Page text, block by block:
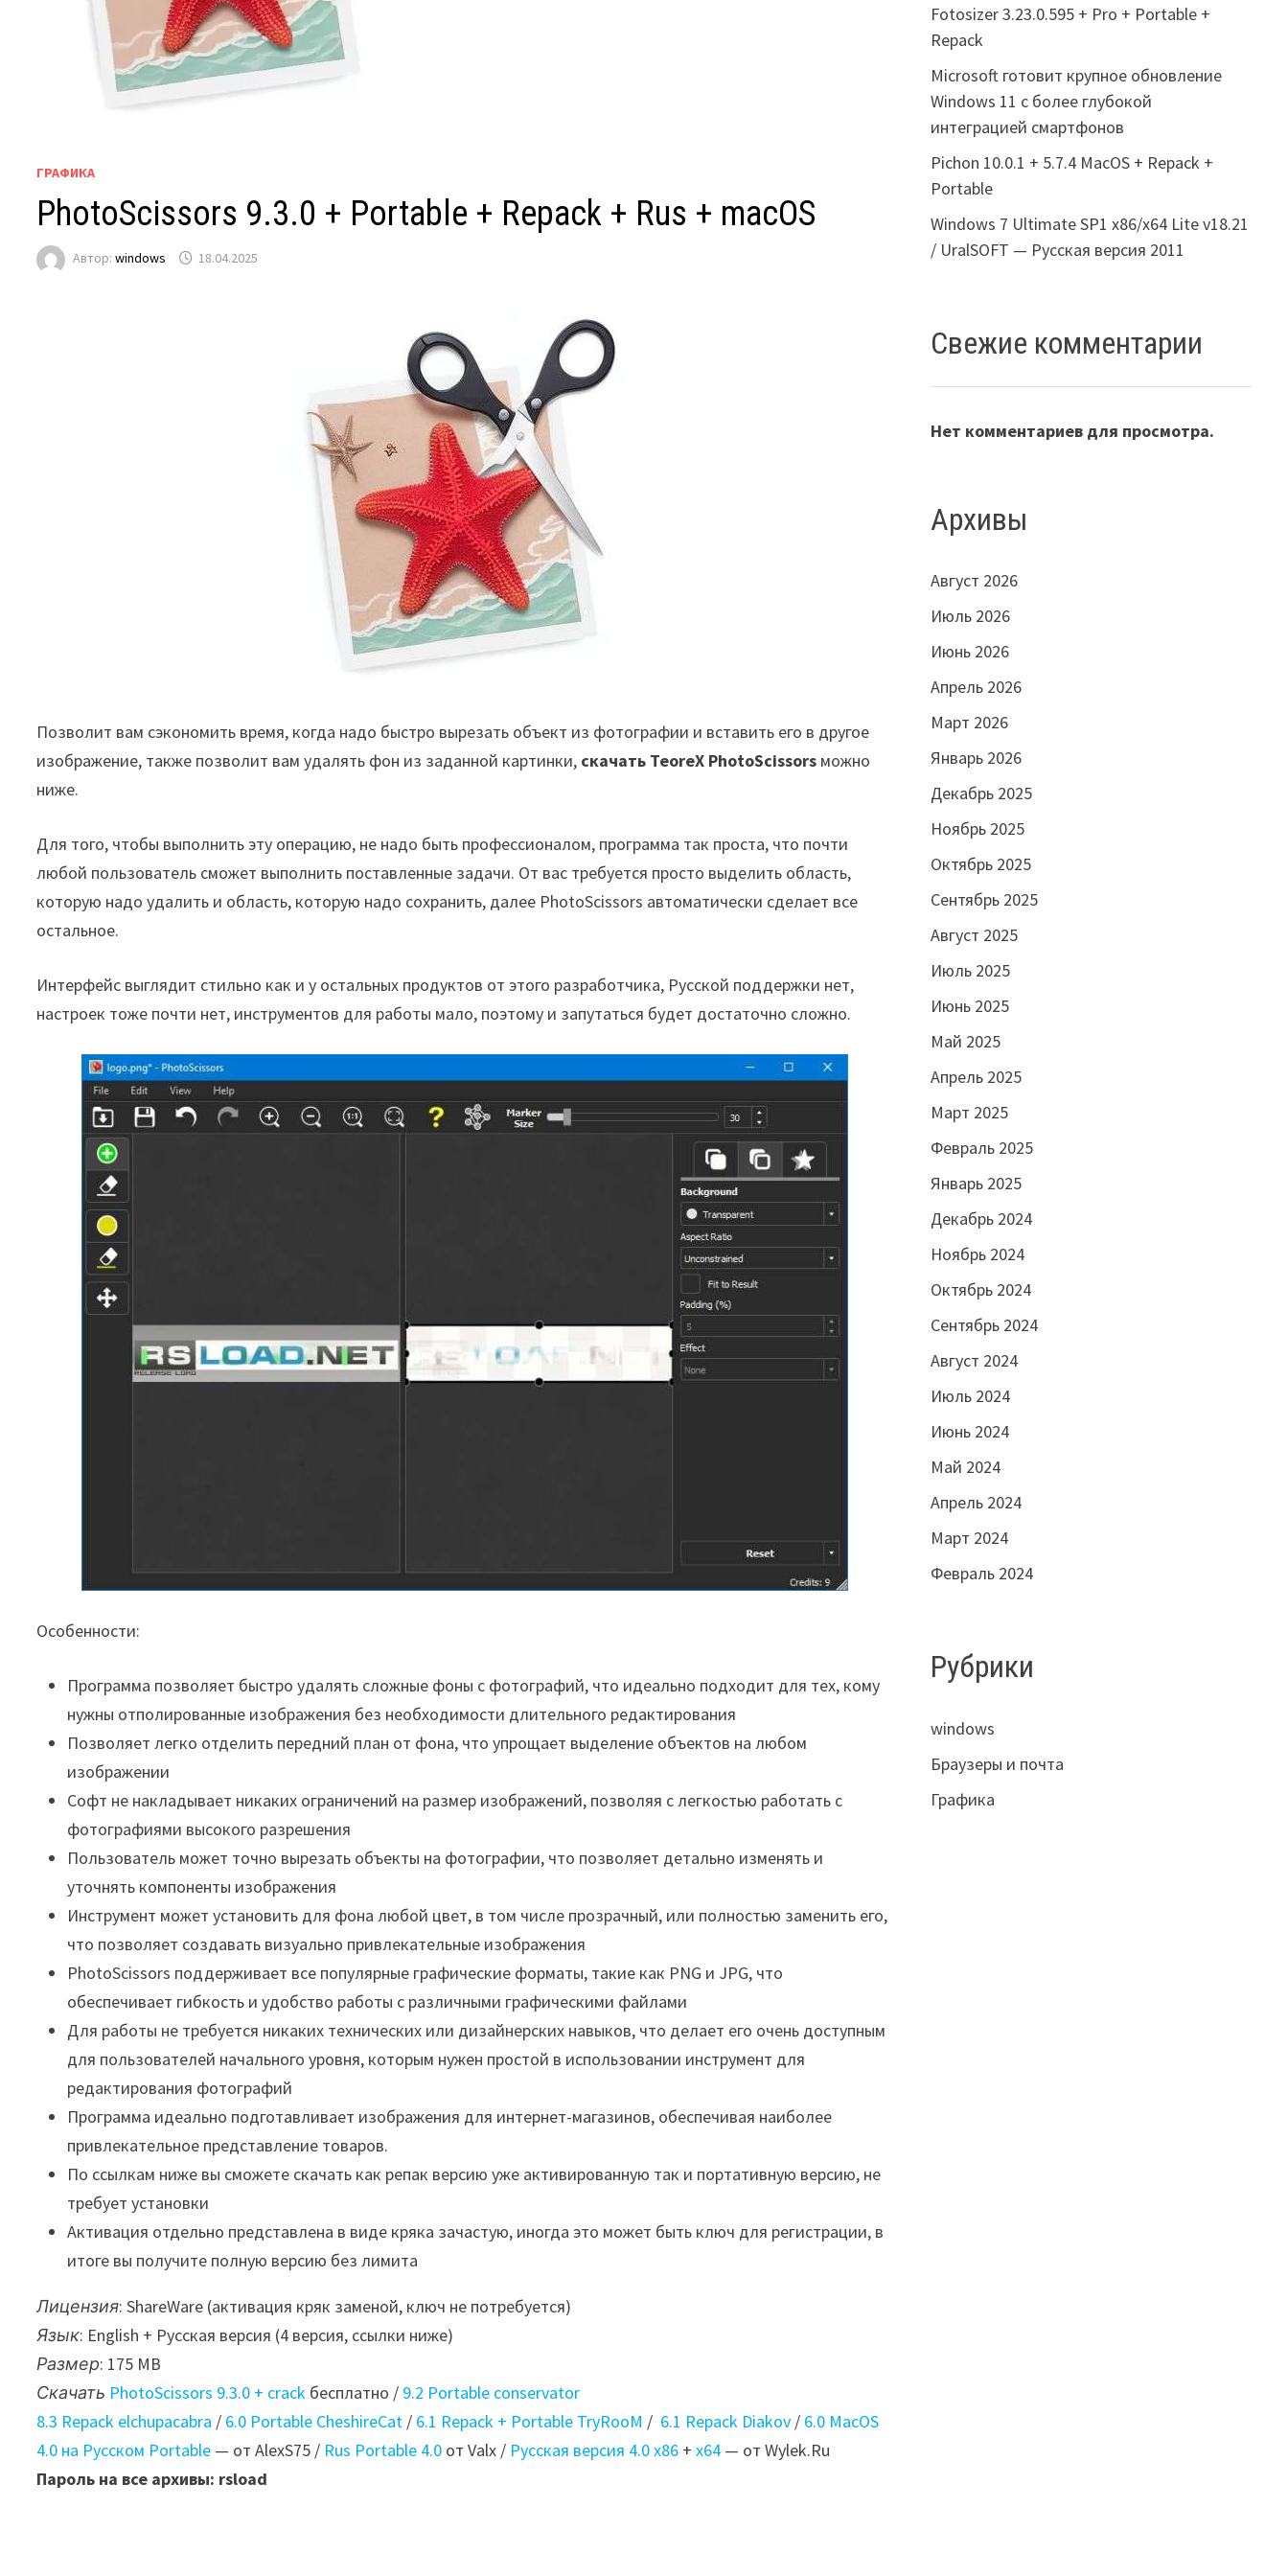
ГРАФИКА
PhotoScissors 9.3.0 + Portable + Repack + Rus + macOS
Автор:windows 18.04.2025
Позволит вам сэкономить время, когда надо быстро вырезать объект из фотографии и вставить его в другое
изображение, также позволит вам удалять фон из заданной картинки, скачать TeoreX PhotoScissors можно
ниже.
Для того, чтобы выполнить эту операцию, не надо быть профессионалом, программа так проста, что почти
любой пользователь сможет выполнить поставленные задачи. От вас требуется просто выделить область,
которую надо удалить и область, которую надо сохранить, далее PhotoScissors автоматически сделает все
остальное.
Интерфейс выглядит стильно как и у остальных продуктов от этого разработчика, Русской поддержки нет,
настроек тоже почти нет, инструментов для работы мало, поэтому и запутаться будет достаточно сложно.
Особенности:
Программа позволяет быстро удалять сложные фоны с фотографий, что идеально подходит для тех, кому
нужны отполированные изображения без необходимости длительного редактирования
Позволяет легко отделить передний план от фона, что упрощает выделение объектов на любом
изображении
Софт не накладывает никаких ограничений на размер изображений, позволяя с легкостью работать с
фотографиями высокого разрешения
Пользователь может точно вырезать объекты на фотографии, что позволяет детально изменять и
уточнять компоненты изображения
Инструмент может установить для фона любой цвет, в том числе прозрачный, или полностью заменить его,
что позволяет создавать визуально привлекательные изображения
PhotoScissors поддерживает все популярные графические форматы, такие как PNG и JPG, что
обеспечивает гибкость и удобство работы с различными графическими файлами
Для работы не требуется никаких технических или дизайнерских навыков, что делает его очень доступным
для пользователей начального уровня, которым нужен простой в использовании инструмент для
редактирования фотографий
Программа идеально подготавливает изображения для интернет-магазинов, обеспечивая наиболее
привлекательное представление товаров.
По ссылкам ниже вы сможете скачать как репак версию уже активированную так и портативную версию, не
требует установки
Активация отдельно представлена в виде кряка зачастую, иногда это может быть ключ для регистрации, в
итоге вы получите полную версию без лимита
Лицензия: ShareWare (активация кряк заменой, ключ не потребуется)
Язык: English + Русская версия (4 версия, ссылки ниже)
Размер: 175 MB
Скачать PhotoScissors 9.3.0 + crack бесплатно / 9.2 Portable conservator
8.3 Repack elchupacabra / 6.0 Portable CheshireCat / 6.1 Repack + Portable TryRooM / 6.1 Repack Diakov / 6.0 MacOS
4.0 на Русском Portable — от AlexS75 / Rus Portable 4.0 от Valx / Русская версия 4.0 x86 +x64 — от Wylek.Ru
Пароль на все архивы: rsload
Fotosizer 3.23.0.595 + Pro + Portable +
Repack
Microsoft готовит крупное обновление
Windows 11 с более глубокой
интеграцией смартфонов
Pichon 10.0.1 + 5.7.4 MacOS + Repack +
Portable
Windows 7 Ultimate SP1 x86/x64 Lite v18.21
/ UralSOFT — Русская версия 2011
Свежие комментарии
Нет комментариев для просмотра.
Архивы
Август 2026
Июль 2026
Июнь 2026
Апрель 2026
Март 2026
Январь 2026
Декабрь 2025
Ноябрь 2025
Октябрь 2025
Сентябрь 2025
Август 2025
Июль 2025
Июнь 2025
Май 2025
Апрель 2025
Март 2025
Февраль 2025
Январь 2025
Декабрь 2024
Ноябрь 2024
Октябрь 2024
Сентябрь 2024
Август 2024
Июль 2024
Июнь 2024
Май 2024
Апрель 2024
Март 2024
Февраль 2024
Рубрики
windows
Браузеры и почта
Графика